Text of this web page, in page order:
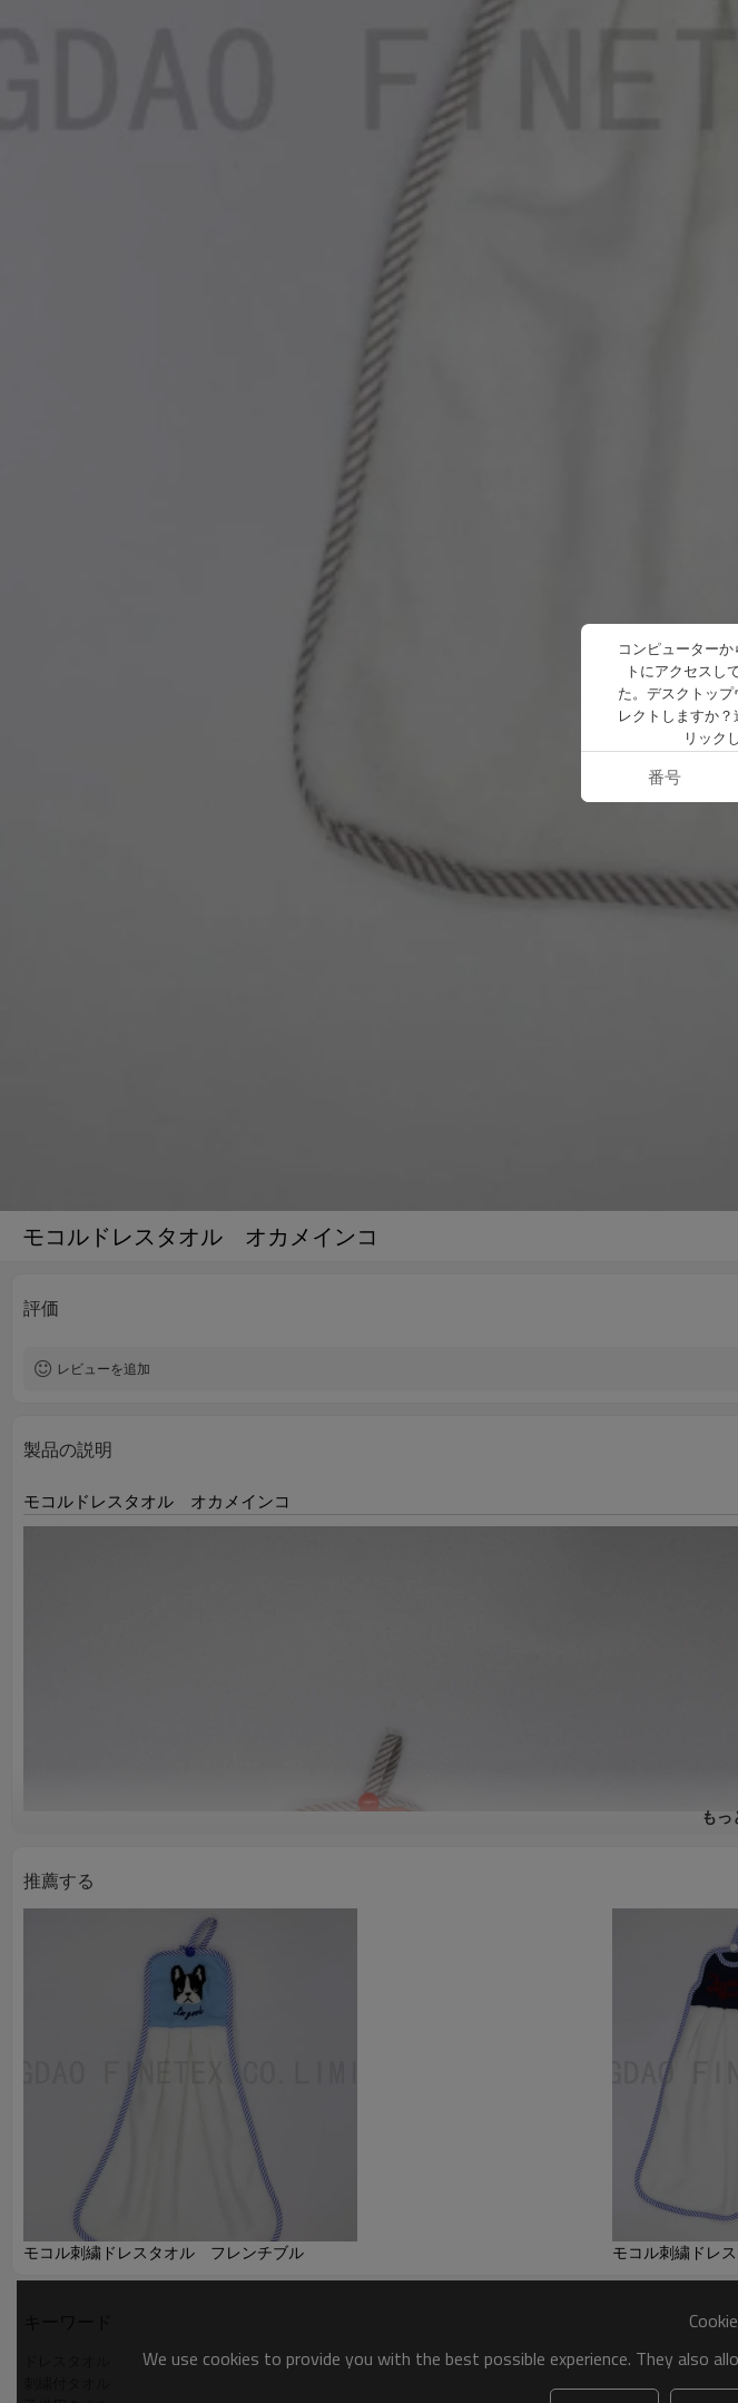
モコルドレスタオル オカメインコ
評価
レビューを追加
製品の説明
モコルドレスタオル オカメインコ
も
推薦する
モコル刺繍ドレスタオル フレンチブル モコル刺繍ドレ
We use cookies to provide you with the best possible experience. They also
コンピューター
トにアクセスし
た。デスクトッ
レクトしますか
リック
番号